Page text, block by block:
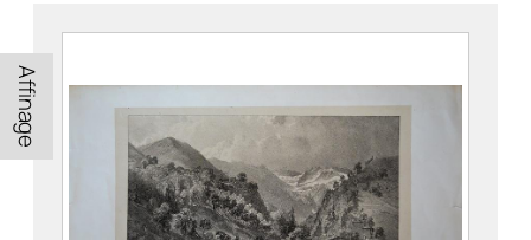
Affinage